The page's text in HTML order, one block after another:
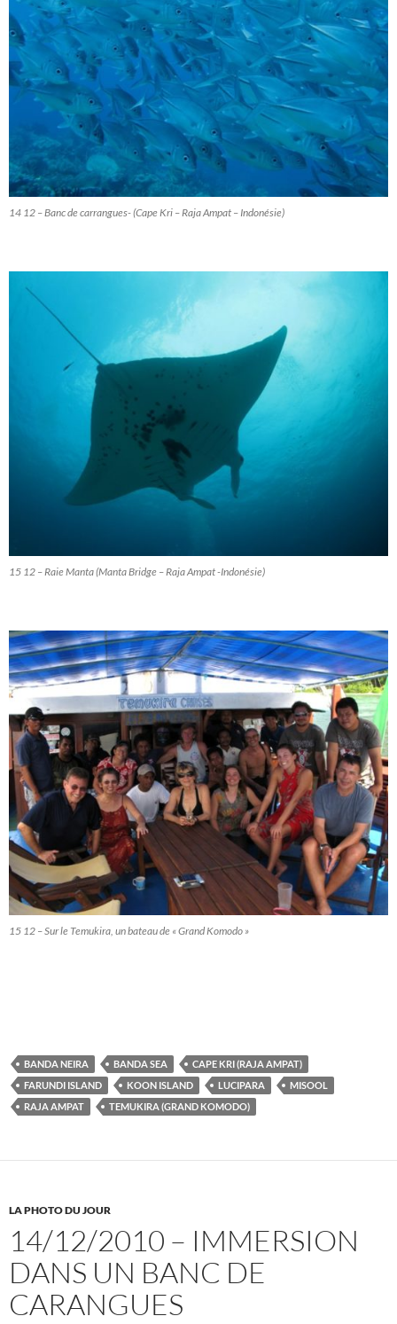
14 12 – Banc de carrangues- (Cape Kri – Raja Ampat – Indonésie)
15 12 – Raie Manta (Manta Bridge – Raja Ampat -Indonésie)
15 12 – Sur le Temukira, un bateau de « Grand Komodo »
BANDA NEIRA BANDA SEA
CAPE KRI (RAJA AMPAT)
FARUNDI ISLAND
KOON ISLAND LUCIPARA
MISOOL
RAJA AMPAT
TEMUKIRA (GRAND KOMODO)
LA PHOTO DU JOUR
14/12/2010 – IMMERSION
DANS UN BANC DE
CARANGUES